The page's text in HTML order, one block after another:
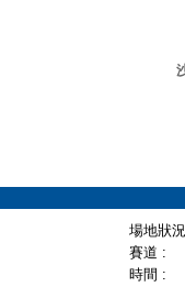
場地狀
賽道 :
時間 :